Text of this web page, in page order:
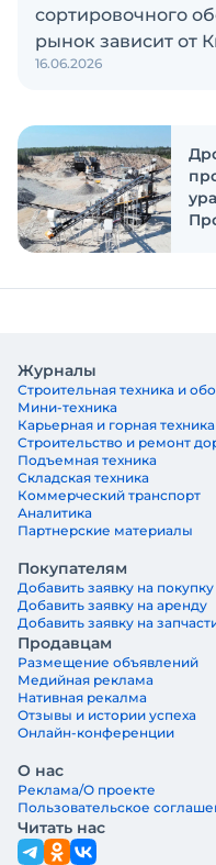
сортировочного
рынок зависит от
российские и
обсуждаем в новом
«Честно и открыто
16.06.2026
Журналы
Строительная техника и
Мини-техника
Карьерная и горная техника
Строительство и ремонт
Подъемная техника
Складская техника
Коммерческий транспорт
Аналитика
Партнерские материалы
Покупателям
Добавить заявку на покупку
Добавить заявку на аренду
Добавить заявку на
Продавцам
Размещение объявлений
Медийная реклама
Нативная рекалма
Отзывы и истории успеха
Онлайн-конференции
О нас
Реклама/О проекте
Пользовательское
Читать нас